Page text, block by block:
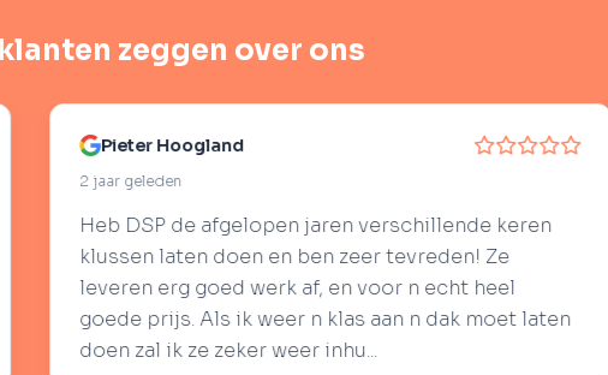
zeggen over ons
jaren verschillende keren
en ben zeer tevreden! Ze
af, en voor n echt heel
n klas aan n dak moet laten
weer inhu...
Jo Buijlinckx
Bij dsp rosmalen
hing bij hun maar
een grote hal met
Lunteren Wat ben